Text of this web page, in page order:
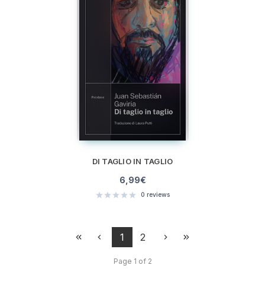
DI TAGLIO IN TAGLIO
6,99€
0 reviews
1 2
Page 1 of 2